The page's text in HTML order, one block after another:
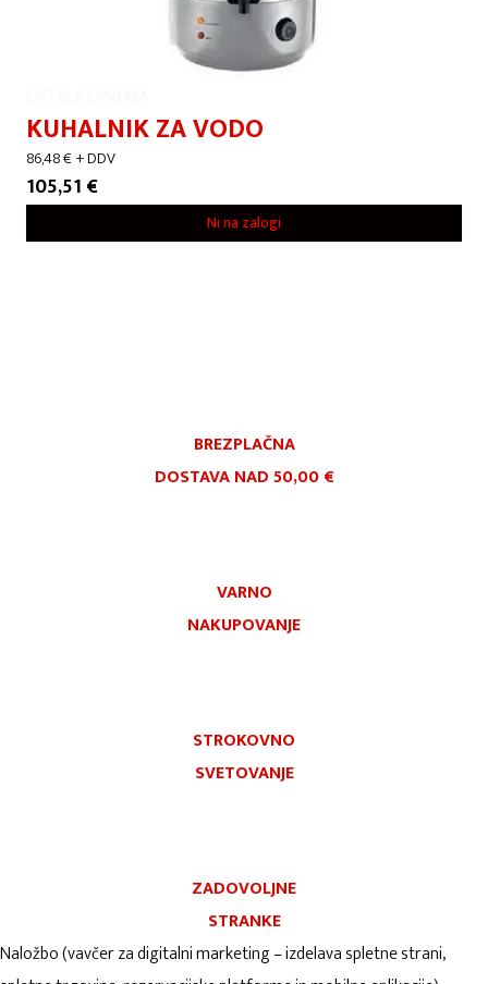
KUHALNIK ZA VODO
86,48€+ DDV
105,51 €
Ni na zalogi
BREZPLAČNA
DOSTAVA NAD 50,00 €
VARNO
NAKUPOVANJE
STROKOVNO
SVETOVANJE
ZADOVOLJNE
STRANKE
Naložbo (vavčer za digitalni marketing – izdelava spletne strani,